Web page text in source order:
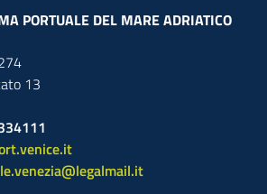
PORTUALE DEL MARE ADRIATICO
13